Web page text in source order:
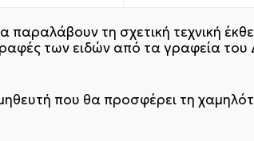
παραλάβουν τη σχετική τεχνική
των ειδών από τα γραφεία
που θα προσφέρει τη